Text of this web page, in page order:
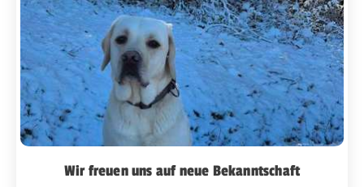
Wir freuen uns auf neue Bekanntschaft